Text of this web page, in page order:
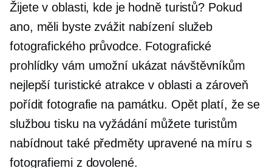
Žijete v oblasti, kde je hodně turistů? Pokud
ano, měli byste zvážit nabízení služeb
fotografického průvodce. Fotografické
prohlídky vám umožní ukázat návštěvníkům
nejlepší turistické atrakce v oblasti a zároveň
pořídit fotografie na památku. Opět platí, že se
službou tisku na vyžádání můžete turistům
nabídnout také předměty upravené na míru s
fotografiemi z dovolené.